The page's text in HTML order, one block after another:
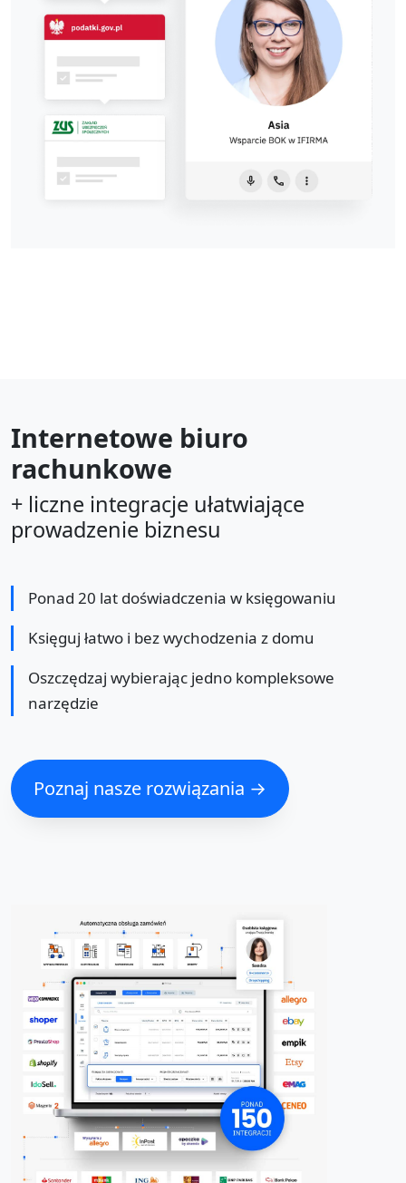
Internetowe biuro
rachunkowe
+ liczne integracje ułatwiające
prowadzenie biznesu
Ponad 20 lat doświadczenia w księgowaniu
Księguj łatwo i bez wychodzenia z domu
Oszczędzaj wybierając jedno kompleksowe
narzędzie
Poznaj nasze rozwiązania →